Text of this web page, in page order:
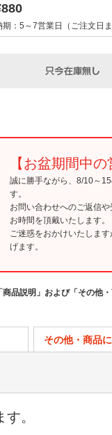
期：5～7営業日（ご注文日
【お盆期間中の
誠に勝手ながら、8/10～
す。
お問い合わせへのご返信
お時間を頂戴いたします。
ご迷惑をおかけいたしま
げます。
「商品説明」および「その他
その他・商品
。